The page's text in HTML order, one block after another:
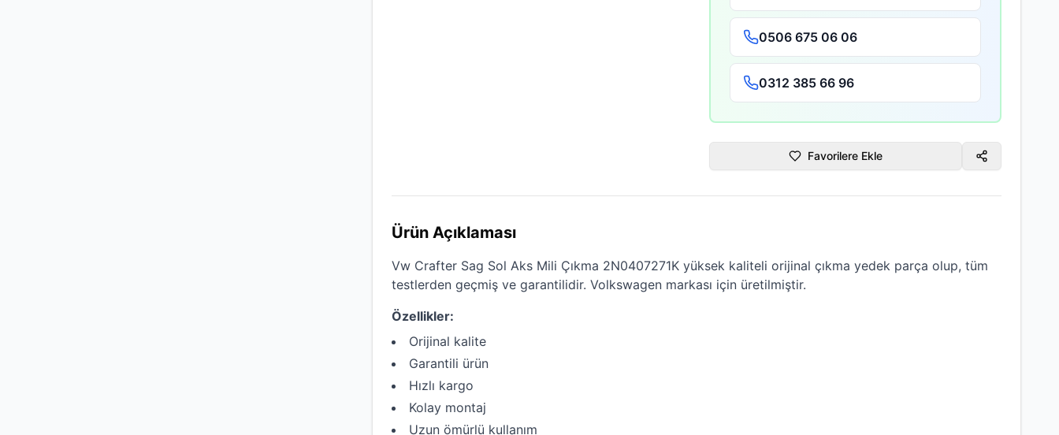
0506 675 06 06
0312 385 66 96
Favorilere Ekle
Ürün Açıklaması
Vw Crafter Sag Sol Aks Mili Çıkma 2N0407271K yüksek kaliteli orijinal çıkma yedek parça olup, tüm
testlerden geçmiş ve garantilidir. Volkswagen markası için üretilmiştir.
Özellikler:
Orijinal kalite
Garantili ürün
Hızlı kargo
Kolay montaj
Uzun ömürlü kullanım